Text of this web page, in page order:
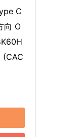
C
向 O
(CAC